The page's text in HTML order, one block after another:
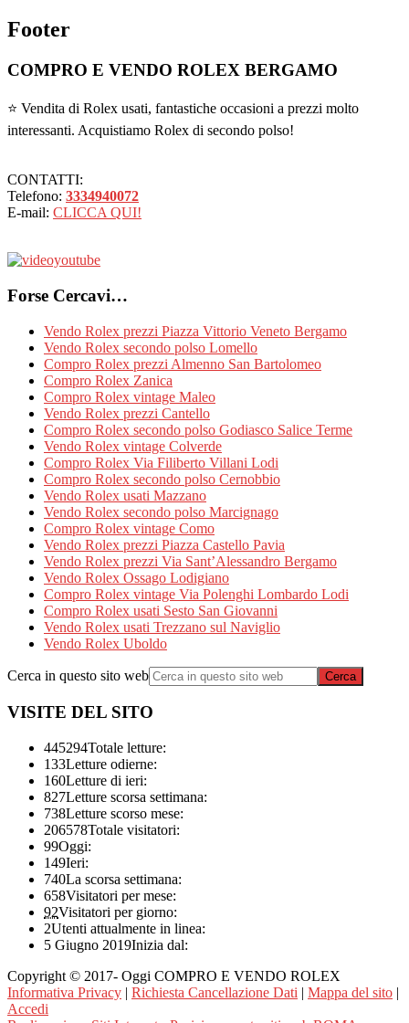
Footer
COMPRO E VENDO ROLEX BERGAMO
⭐ Vendita di Rolex usati, fantastiche occasioni a prezzi molto
interessanti. Acquistiamo Rolex di secondo polso!
CONTATTI:
Telefono: 3334940072
E-mail: CLICCA QUI!
Forse Cercavi…
Vendo Rolex prezzi Piazza Vittorio Veneto Bergamo
Vendo Rolex secondo polso Lomello
Compro Rolex prezzi Almenno San Bartolomeo
Compro Rolex Zanica
Compro Rolex vintage Maleo
Vendo Rolex prezzi Cantello
Compro Rolex secondo polso Godiasco Salice Terme
Vendo Rolex vintage Colverde
Compro Rolex Via Filiberto Villani Lodi
Compro Rolex secondo polso Cernobbio
Vendo Rolex usati Mazzano
Vendo Rolex secondo polso Marcignago
Compro Rolex vintage Como
Vendo Rolex prezzi Piazza Castello Pavia
Vendo Rolex prezzi Via Sant’Alessandro Bergamo
Vendo Rolex Ossago Lodigiano
Compro Rolex vintage Via Polenghi Lombardo Lodi
Compro Rolex usati Sesto San Giovanni
Vendo Rolex usati Trezzano sul Naviglio
Vendo Rolex Uboldo
Cerca in questo sito web
VISITE DEL SITO
445294Totale letture:
133Letture odierne:
160Letture di ieri:
827Letture scorsa settimana:
738Letture scorso mese:
206578Totale visitatori:
99Oggi:
149Ieri:
740La scorsa settimana:
658Visitatori per mese:
92Visitatori per giorno:
2Utenti attualmente in linea:
5 Giugno 2019Inizia dal:
Copyright © 2017- Oggi COMPRO E VENDO ROLEX
Informativa Privacy | Richiesta Cancellazione Dati | Mappa del sito |
Accedi